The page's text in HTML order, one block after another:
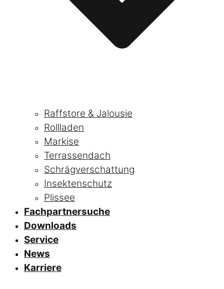
Raffstore & Jalousie
Rollladen
Markise
Terrassendach
Schrägverschattung
Insektenschutz
Plissee
Fachpartnersuche
Downloads
Service
News
Karriere